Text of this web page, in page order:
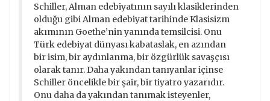
Schiller, Alman edebiyatının sayılı klasiklerinden
olduğu gibi Alman edebiyat tarihinde Klasisizm
akımının Goethe’nin yanında temsilcisi. Onu
Türk edebiyat dünyası kabataslak, en azından
bir isim, bir aydınlanma, bir özgürlük savaşçısı
olarak tanır. Daha yakından tanıyanlar içinse
Schiller öncelikle bir şair, bir tiyatro yazarıdır.
Onu daha da yakından tanımak isteyenler,